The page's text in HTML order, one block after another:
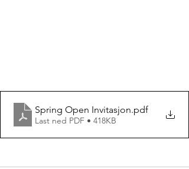
Spring Open Invitasjon.pdf
Last ned PDF • 418KB